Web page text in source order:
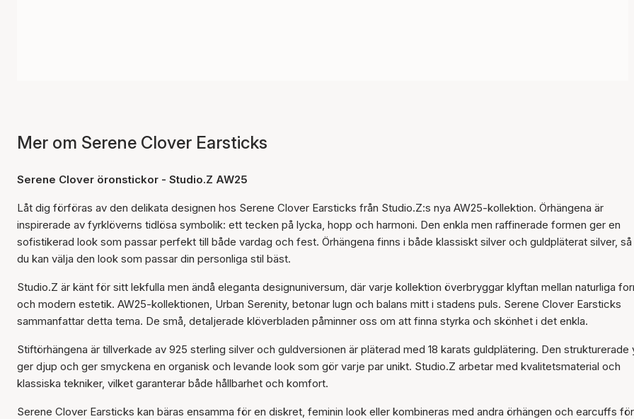
Mer om Serene Clover Earsticks
Serene Clover öronstickor - Studio.Z AW25
Låt dig förföras av den delikata designen hos Serene Clover Earsticks från Studio.Z:s nya AW25-kollektion. Örhängena är
inspirerade av fyrklöverns tidlösa symbolik: ett tecken på lycka, hopp och harmoni. Den enkla men raffinerade formen ger en
sofistikerad look som passar perfekt till både vardag och fest. Örhängena finns i både klassiskt silver och guldpläterat silver,
du kan välja den look som passar din personliga stil bäst.
Studio.Z är känt för sitt lekfulla men ändå eleganta designuniversum, där varje kollektion överbryggar klyftan mellan naturliga
och modern estetik. AW25-kollektionen, Urban Serenity, betonar lugn och balans mitt i stadens puls. Serene Clover Earsticks
sammanfattar detta tema. De små, detaljerade klöverbladen påminner oss om att finna styrka och skönhet i det enkla.
Stiftörhängena är tillverkade av 925 sterling silver och guldversionen är pläterad med 18 karats guldplätering. Den strukturerade
ger djup och ger smyckena en organisk och levande look som gör varje par unikt. Studio.Z arbetar med kvalitetsmaterial och
klassiska tekniker, vilket garanterar både hållbarhet och komfort.
Serene Clover Earsticks kan bäras ensamma för en diskret, feminin look eller kombineras med andra örhängen och earcuffs